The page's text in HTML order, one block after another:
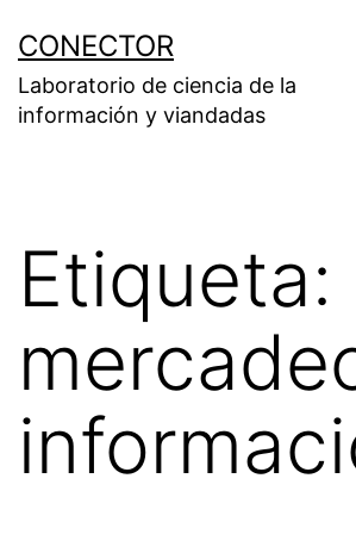
contenido
CONECTOR
Laboratorio de ciencia de la
información y viandadas
Etiqueta: